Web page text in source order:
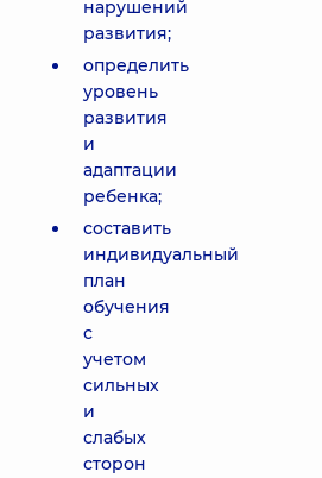
нарушений
развития;
определить
уровень
развития
и
адаптации
ребенка;
составить
индивидуальный
план
обучения
с
учетом
сильных
и
слабых
сторон